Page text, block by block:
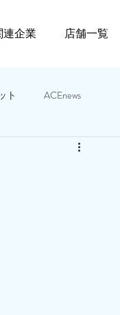
連企業 店舗一覧
ト ACEnews